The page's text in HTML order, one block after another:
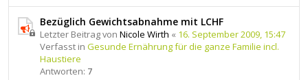
Bezüglich Gewichtsabnahme mit LCHF
Letzter Beitrag von Nicole Wirth « 16. September 2009, 15:47
Verfasst in Gesunde Ernährung für die ganze Familie incl.
Haustiere
Antworten: 7